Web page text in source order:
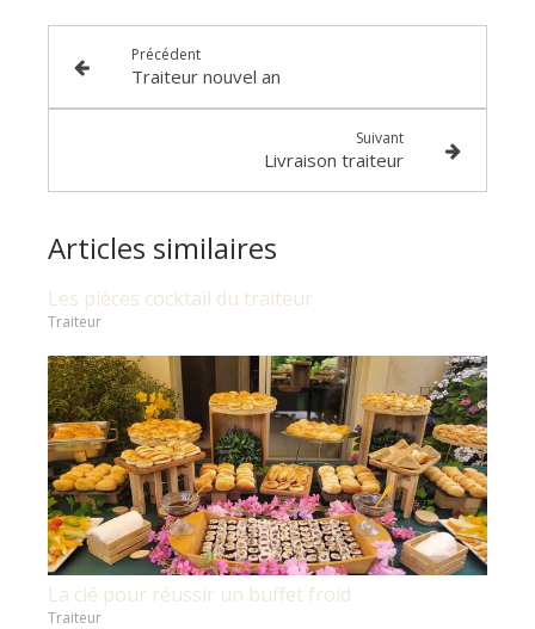
Précédent
Traiteur nouvel an
Suivant
Livraison traiteur
Articles similaires
Les pièces cocktail du traiteur
Traiteur
La clé pour réussir un buffet froid
Traiteur